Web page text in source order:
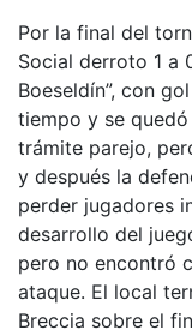
Por la final del
Social derroto 1 a
Boeseldín”, con
tiempo y se
trámite parejo,
y después la
perder jugadores
desarrollo del
pero no encontró
ataque. El local
Breccia sobre el